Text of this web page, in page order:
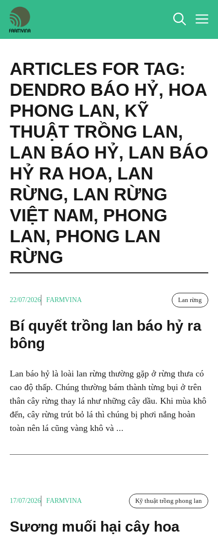
Chuyển
đến
nội
ARTICLES FOR TAG:
DENDRO BÁO HỶ, HOA
PHONG LAN, KỸ
THUẬT TRỒNG LAN,
LAN BÁO HỶ, LAN BÁO
HỶ RA HOA, LAN
RỪNG, LAN RỪNG
VIỆT NAM, PHONG
LAN, PHONG LAN
RỪNG
22/07/2026 FARMVINA Lan rừng
Bí quyết trồng lan báo hỷ ra
bông
Lan báo hỷ là loài lan rừng thường gặp ở rừng thưa có
cao độ thấp. Chúng thường bám thành từng bụi ở trên
thân cây rừng thay lá như những cây dầu. Khi mùa khô
đến, cây rừng trút bỏ lá thì chúng bị phơi nắng hoàn
toàn nên lá cũng vàng khô và ...
17/07/2026 FARMVINA Kỹ thuật trồng phong lan
Sương muối hại cây hoa